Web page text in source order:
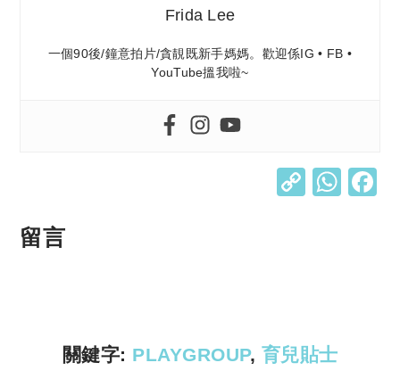
Frida Lee
一個90後/鐘意拍片/貪靚既新手媽媽。歡迎係IG • FB •
YouTube搵我啦~
C
k
W
留言
關鍵字: PLAYGROUP, 育兒貼士